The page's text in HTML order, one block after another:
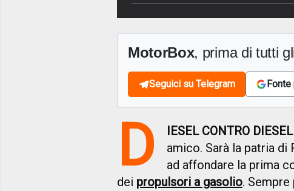
MotorBox, prima di tutti
Seguici su Telegram
D IESEL CONTRO DIESEL
amico. Sarà la patria di
ad affondare la prima
dei propulsori a gasolio.